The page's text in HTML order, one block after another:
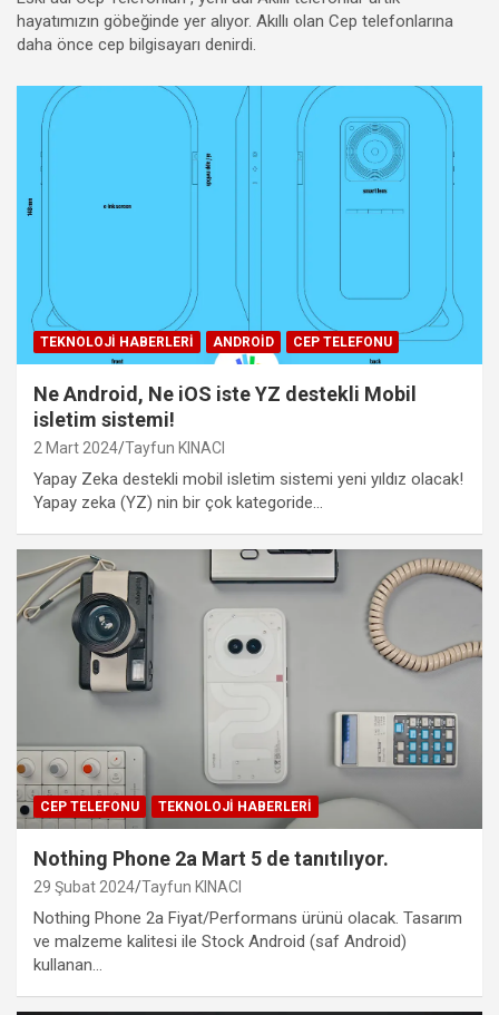
hayatımızın göbeğinde yer alıyor. Akıllı olan Cep telefonlarına
daha önce cep bilgisayarı denirdi.
TEKNOLOJI HABERLERI ANDROID CEP TELEFONU
Ne Android, Ne iOS iste YZ destekli Mobil
isletim sistemi!
2 Mart 2024 Tayfun KINACI
Yapay Zeka destekli mobil isletim sistemi yeni yıldız olacak!
Yapay zeka (YZ) nin bir çok kategoride…
CEP TELEFONU TEKNOLOJI HABERLERI
Nothing Phone 2a Mart 5 de tanıtılıyor.
29 Şubat 2024 Tayfun KINACI
Nothing Phone 2a Fiyat/Performans ürünü olacak. Tasarım
ve malzeme kalitesi ile Stock Android (saf Android)
kullanan…